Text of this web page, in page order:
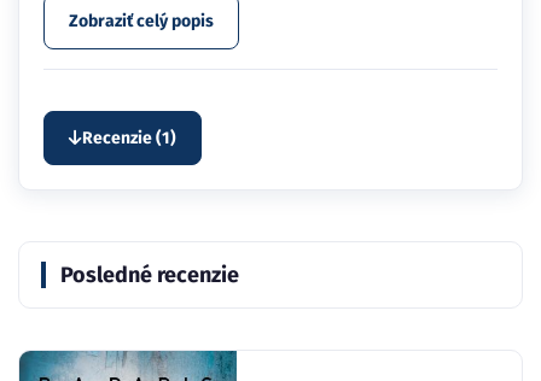
Zobraziť celý popis
Recenzie (1)
Posledné recenzie